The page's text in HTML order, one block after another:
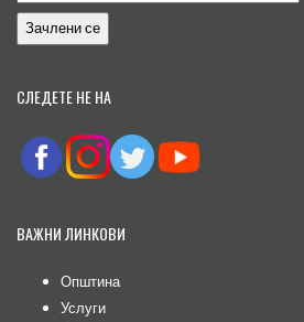
СЛЕДЕТЕ НЕ НА
ВАЖНИ ЛИНКОВИ
Општина
Услуги